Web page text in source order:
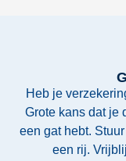
Heb je
Grote kans dat je
een gat hebt.
een rij.